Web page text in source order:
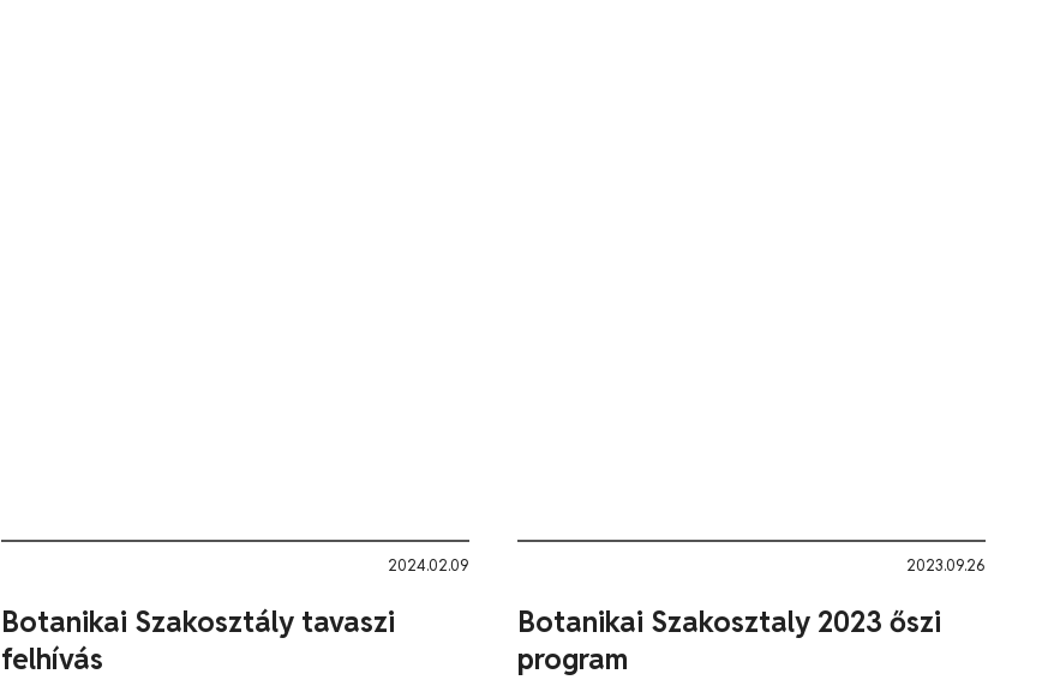
Botanikai Szakosztály tavaszi
felhívás
2024.02.09
Botanikai Szakosztaly 2023 őszi
program
2023.09.26